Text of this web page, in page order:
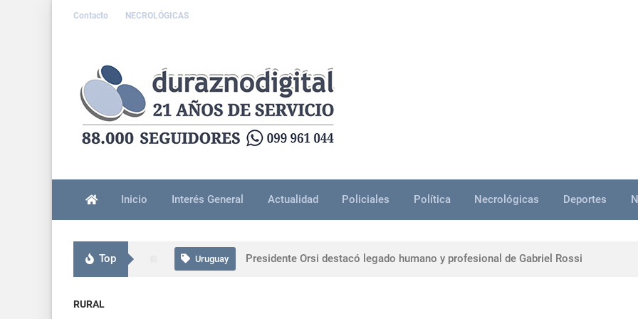
Contacto NECROLÓGICAS
Inicio Interés General Actualidad Policiales Política Necrológicas Deportes
Top
Interés General Accidente grave en Durazno: tres personas resultaron lesionadas
Uruguay Presidente Orsi destacó legado humano y profesional de Gabriel Rossi
RURAL